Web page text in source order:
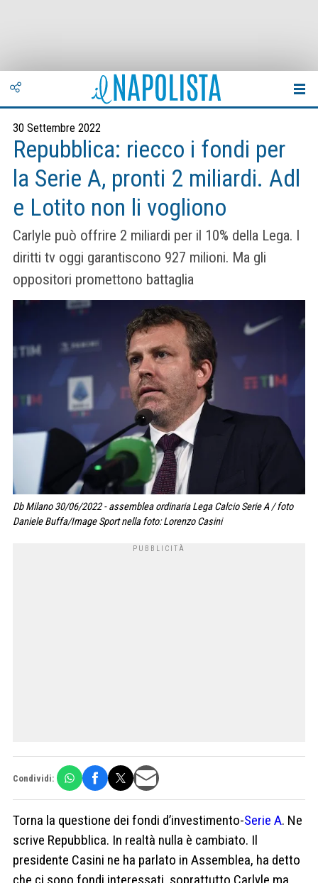
30 Settembre 2022
Repubblica: riecco i fondi per
la Serie A, pronti 2 miliardi. Adl
e Lotito non li vogliono
Carlyle può offrire 2 miliardi per il 10% della Lega. I
diritti tv oggi garantiscono 927 milioni. Ma gli
oppositori promettono battaglia
Db Milano 30/06/2022 - assemblea ordinaria Lega Calcio Serie A / foto
Daniele Buffa/Image Sport nella foto: Lorenzo Casini
Condividi:
Torna la questione dei fondi d’investimento-Serie A. Ne
scrive Repubblica. In realtà nulla è cambiato. Il
presidente Casini ne ha parlato in Assemblea, ha detto